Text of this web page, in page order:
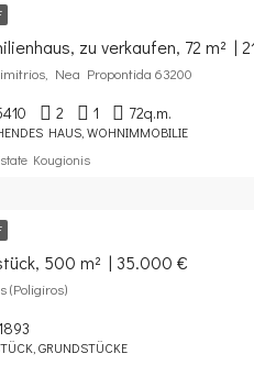
zu verkaufen, 72 m² |
Nea Propontida 63200
2 1 72q.m.
HAUS, WOHNIMMOBILIE
Kougionis
500 m² | 35.000 €
(Poligiros)
GRUNDSTÜCKE